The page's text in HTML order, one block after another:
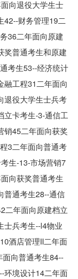
向退役大学生士
42--财务管理19二
36二年面向原建
奖普通考生和原建
考生53--经济统计
融工程31二年面向
退役大学生士兵考
立卡考生-3-通信工
销45二年面向获奖
3二年面向普通考
生-13-市场营销7
向获奖普通考生
普通考生28--通信
二年面向原建档立
士兵考生--l4物业
酒店管理II二年面
向普通考生84--
环境设计14二年面